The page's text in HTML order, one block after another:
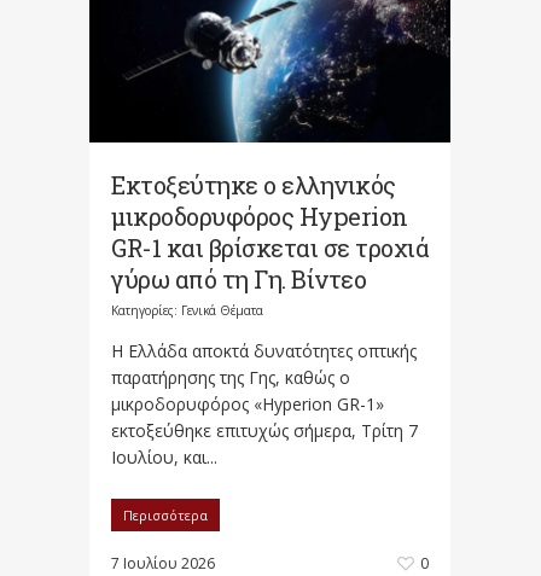
Εκτοξεύτηκε ο ελληνικός
μικροδορυφόρος Hyperion
GR-1 και βρίσκεται σε τροχιά
γύρω από τη Γη. Βίντεο
Κατηγορίες: Γενικά Θέματα
Η Ελλάδα αποκτά δυνατότητες οπτικής
παρατήρησης της Γης, καθώς ο
μικροδορυφόρος «Hyperion GR-1»
εκτοξεύθηκε επιτυχώς σήμερα, Τρίτη 7
Ιουλίου, και...
Περισσότερα
7 Ιουλίου 2026 0